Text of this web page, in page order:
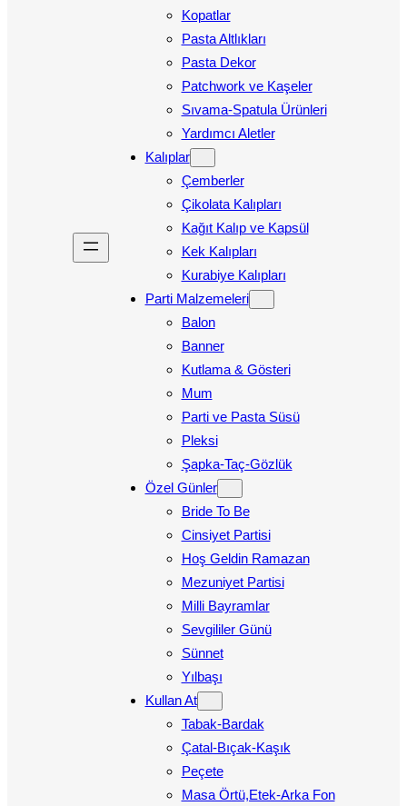
Kopatlar
Pasta Altlıkları
Pasta Dekor
Patchwork ve Kaşeler
Sıvama-Spatula Ürünleri
Yardımcı Aletler
Kalıplar
Çemberler
Çikolata Kalıpları
Kağıt Kalıp ve Kapsül
Kek Kalıpları
Kurabiye Kalıpları
Parti Malzemeleri
Balon
Banner
Kutlama & Gösteri
Mum
Parti ve Pasta Süsü
Pleksi
Şapka-Taç-Gözlük
Özel Günler
Bride To Be
Cinsiyet Partisi
Hoş Geldin Ramazan
Mezuniyet Partisi
Milli Bayramlar
Sevgililer Günü
Sünnet
Yılbaşı
Kullan At
Tabak-Bardak
Çatal-Bıçak-Kaşık
Peçete
Masa Örtü,Etek-Arka Fon